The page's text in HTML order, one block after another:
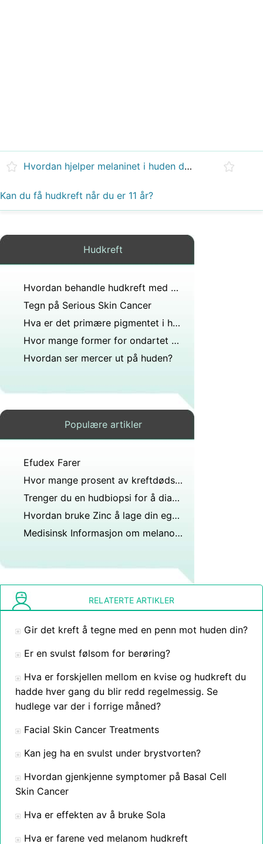
Hvordan hjelper melaninet i huden din til å forhindre kreft?
Kan du få hudkreft når du er 11 år?
Hudkreft
Hvordan behandle hudkreft med urter
Tegn på Serious Skin Cancer
Hva er det primære pigmentet i huden?
Hvor mange former for ondartet melanom finnes?
Hvordan ser mercer ut på huden?
Populære artikler
Efudex Farer
Hvor mange prosent av kreftdødsfallene tilskrives malignt melanom?
Trenger du en hudbiopsi for å diagnostisere psoriasis?
Hvordan bruke Zinc å lage din egen Solkrem
Medisinsk Informasjon om melanom hudkreft
RELATERTE ARTIKLER
Gir det kreft å tegne med en penn mot huden din?
Er en svulst følsom for berøring?
Hva er forskjellen mellom en kvise og hudkreft du
hadde hver gang du blir redd regelmessig. Se
hudlege var der i forrige måned?
Facial Skin Cancer Treatments
Kan jeg ha en svulst under brystvorten?
Hvordan gjenkjenne symptomer på Basal Cell
Skin Cancer
Hva er effekten av å bruke Sola
Hva er farene ved melanom hudkreft